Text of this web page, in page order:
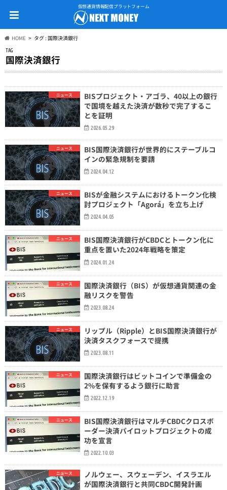
仮想通貨情報配信プラットフォーム
HOME タグ : 国際決済銀行
TAG
国際決済銀行
ニュース
BISプロジェクト・アゴラ、40以上の銀行
で国境を越えた決済が数秒で完了するこ
とを証明
2026.05.29
ニュース
BIS国際決済銀行が世界的にステーブルコ
インの緊急規制を要請
2024.04.12
ニュース
BISが金融システムにおけるトークン化検
討プロジェクト「Agorá」を立ち上げ
2024.04.05
ニュース
BIS国際決済銀行がCBDCとトークン化に
重点を置いた2024年戦略を策定
2024.01.24
ニュース
国際決済銀行（BIS）が仮想通貨関連の金
融リスクを警告
2023.08.24
ニュース
リップル（Ripple）とBIS国際決済銀行が
決済タスクフォースで提携
2023.08.11
ニュース
国際決済銀行はビットコインで準備金の
2%を保有するよう銀行に助言
2022.12.19
ニュース
BIS国際決済銀行はマルチCBDCクロスボ
ーダー決済パイロットプロジェクトの成
功を宣言
2022.10.03
ニュース
ノルウェー、スウェーデン、イスラエル
が国際決済銀行と共同CBDC開発計画